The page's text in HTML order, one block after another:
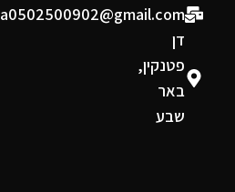
a0502500902@gmail.com
דן
פטנקין,
באר
שבע